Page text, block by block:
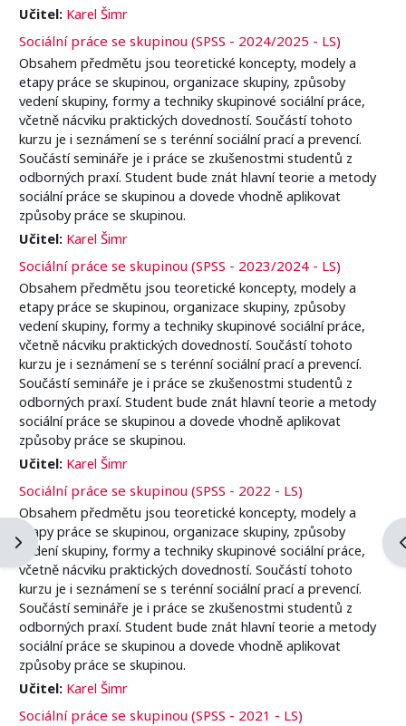
Blockleiste öffnen
Učitel: Karel Šimr
Sociální práce se skupinou (SPSS - 2024/2025 - LS)
Obsahem předmětu jsou teoretické koncepty, modely a
etapy práce se skupinou, organizace skupiny, způsoby
vedení skupiny, formy a techniky skupinové sociální práce,
včetně nácviku praktických dovedností. Součástí tohoto
kurzu je i seznámení se s terénní sociální prací a prevencí.
Součástí semináře je i práce se zkušenostmi studentů z
odborných praxí. Student bude znát hlavní teorie a metody
sociální práce se skupinou a dovede vhodně aplikovat
způsoby práce se skupinou.
Učitel: Karel Šimr
Sociální práce se skupinou (SPSS - 2023/2024 - LS)
Obsahem předmětu jsou teoretické koncepty, modely a
etapy práce se skupinou, organizace skupiny, způsoby
vedení skupiny, formy a techniky skupinové sociální práce,
včetně nácviku praktických dovedností. Součástí tohoto
kurzu je i seznámení se s terénní sociální prací a prevencí.
Součástí semináře je i práce se zkušenostmi studentů z
odborných praxí. Student bude znát hlavní teorie a metody
sociální práce se skupinou a dovede vhodně aplikovat
způsoby práce se skupinou.
Učitel: Karel Šimr
Sociální práce se skupinou (SPSS - 2022 - LS)
Obsahem předmětu jsou teoretické koncepty, modely a
etapy práce se skupinou, organizace skupiny, způsoby
vedení skupiny, formy a techniky skupinové sociální práce,
včetně nácviku praktických dovedností. Součástí tohoto
kurzu je i seznámení se s terénní sociální prací a prevencí.
Součástí semináře je i práce se zkušenostmi studentů z
odborných praxí. Student bude znát hlavní teorie a metody
sociální práce se skupinou a dovede vhodně aplikovat
způsoby práce se skupinou.
Učitel: Karel Šimr
Sociální práce se skupinou (SPSS - 2021 - LS)